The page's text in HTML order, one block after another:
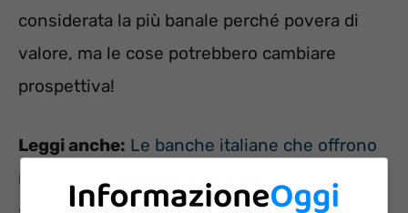
considerata la più banale perché povera di
valore, ma le cose potrebbero cambiare
prospettiva!
Leggi anche: Le banche italiane che offrono
rendimenti pazzeschi sui conti correnti,